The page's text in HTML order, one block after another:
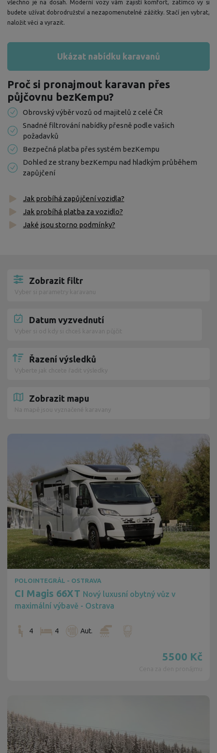
všechno je na dosah. Moderní vozy vám zajistí komfort, zatímco vy si
budete užívat dobrodružství a nezapomenutelné zážitky. Stačí jen vybrat,
naložit věci a vyrazit.
Ukázat nabídku karavanů
Proč si pronajmout karavan přes
půjčovnu bezKempu?
Obrovský výběr vozů od majitelů z celé ČR
Snadné filtrování nabídky přesně podle vašich
požadavků
Bezpečná platba přes systém bezKempu
Dohled ze strany bezKempu nad hladkým průběhem
zapůjčení
Jak probíhá zapůjčení vozidla?
Jak probíhá platba za vozidlo?
Jaké jsou storno podmínky?
Zobrazit filtr
Vyber si parametry karavanu
Datum vyzvednutí
Vyber si od kdy si chceš karavan půjčit
Řazení výsledků
Vyberte jak chcete řadit výsledky
Zobrazit mapu
Na mapě jsou vyznačené karavany
POLOINTEGRÁL - OSTRAVA
CI Magis 66XT Nový luxusní obytný vůz v
maximální výbavě - Ostrava
4 4 Aut.
5500 Kč
Cena za den pronájmu